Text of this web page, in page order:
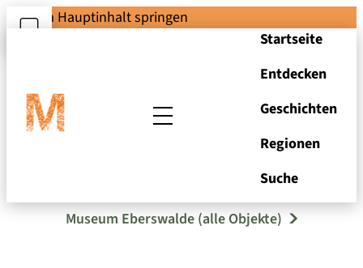
Zum Hauptinhalt springen
Startseite
Entdecken
Geschichten
Regionen
Suche
Museum Eberswalde (alle Objekte)